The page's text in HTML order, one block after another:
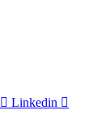
Linkedin